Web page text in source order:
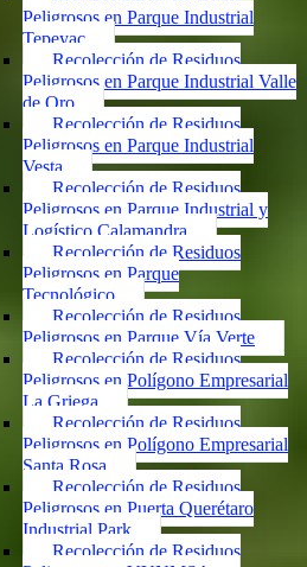
Peligrosos en Parque Industrial
Tepeyac
Recolección de Residuos
Peligrosos en Parque Industrial Valle
de Oro
Recolección de Residuos
Peligrosos en Parque Industrial
Vesta
Recolección de Residuos
Peligrosos en Parque Industrial y
Logístico Calamandra
Recolección de Residuos
Peligrosos en Parque
Tecnológico
Recolección de Residuos
Peligrosos en Parque Vía Verte
Recolección de Residuos
Peligrosos en Polígono Empresarial
La Griega
Recolección de Residuos
Peligrosos en Polígono Empresarial
Santa Rosa
Recolección de Residuos
Peligrosos en Puerta Querétaro
Industrial Park
Recolección de Residuos